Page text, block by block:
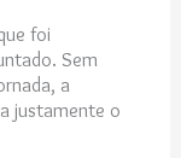
foi
Sem
a
justamente o